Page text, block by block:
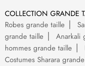
COLLECTION GRANDE
Robes grande taille
grande taille
Anarkali
hommes grande taille
Costumes Sharara